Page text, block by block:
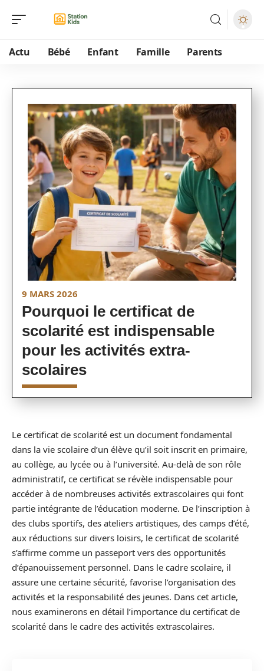
Actu Bébé Enfant Famille Parents
9 MARS 2026
Pourquoi le certificat de
scolarité est indispensable
pour les activités extra-
scolaires
Le certificat de scolarité est un document fondamental
dans la vie scolaire d’un élève qu’il soit inscrit en primaire,
au collège, au lycée ou à l’université. Au-delà de son rôle
administratif, ce certificat se révèle indispensable pour
accéder à de nombreuses activités extrascolaires qui font
partie intégrante de l’éducation moderne. De l’inscription à
des clubs sportifs, des ateliers artistiques, des camps d’été,
aux réductions sur divers loisirs, le certificat de scolarité
s’affirme comme un passeport vers des opportunités
d’épanouissement personnel. Dans le cadre scolaire, il
assure une certaine sécurité, favorise l’organisation des
activités et la responsabilité des jeunes. Dans cet article,
nous examinerons en détail l’importance du certificat de
scolarité dans le cadre des activités extrascolaires.